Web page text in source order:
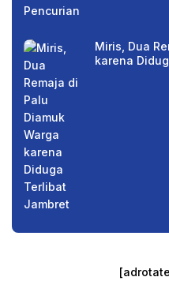
Miris, Dua
karena